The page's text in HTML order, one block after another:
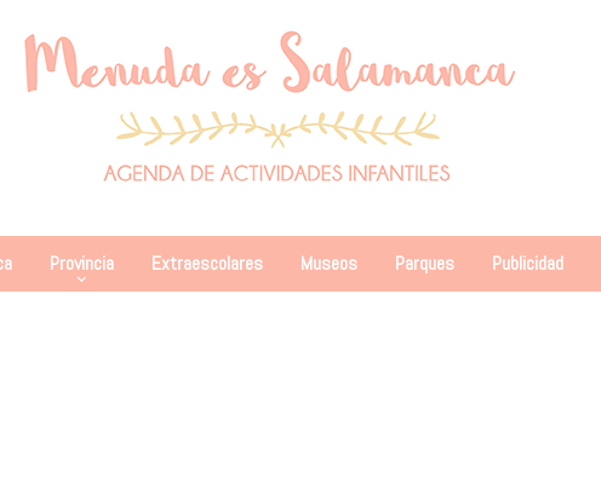
Provincia Extraescolares Museos Parques Publicidad